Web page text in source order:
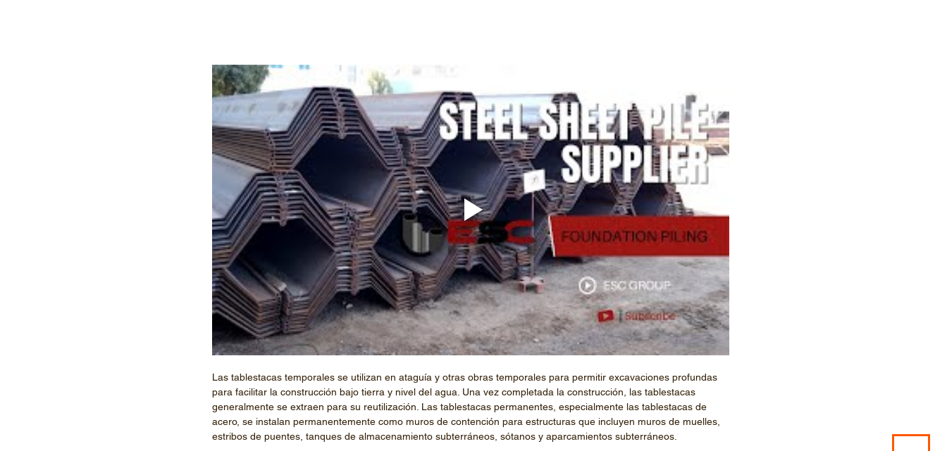
Las tablestacas temporales se utilizan en ataguía y otras obras temporales para permitir excavaciones profundas
para facilitar la construcción bajo tierra y nivel del agua. Una vez completada la construcción, las tablestacas
generalmente se extraen para su reutilización. Las tablestacas permanentes, especialmente las tablestacas de
acero, se instalan permanentemente como muros de contención para estructuras que incluyen muros de muelles,
estribos de puentes, tanques de almacenamiento subterráneos, sótanos y aparcamientos subterráneos.